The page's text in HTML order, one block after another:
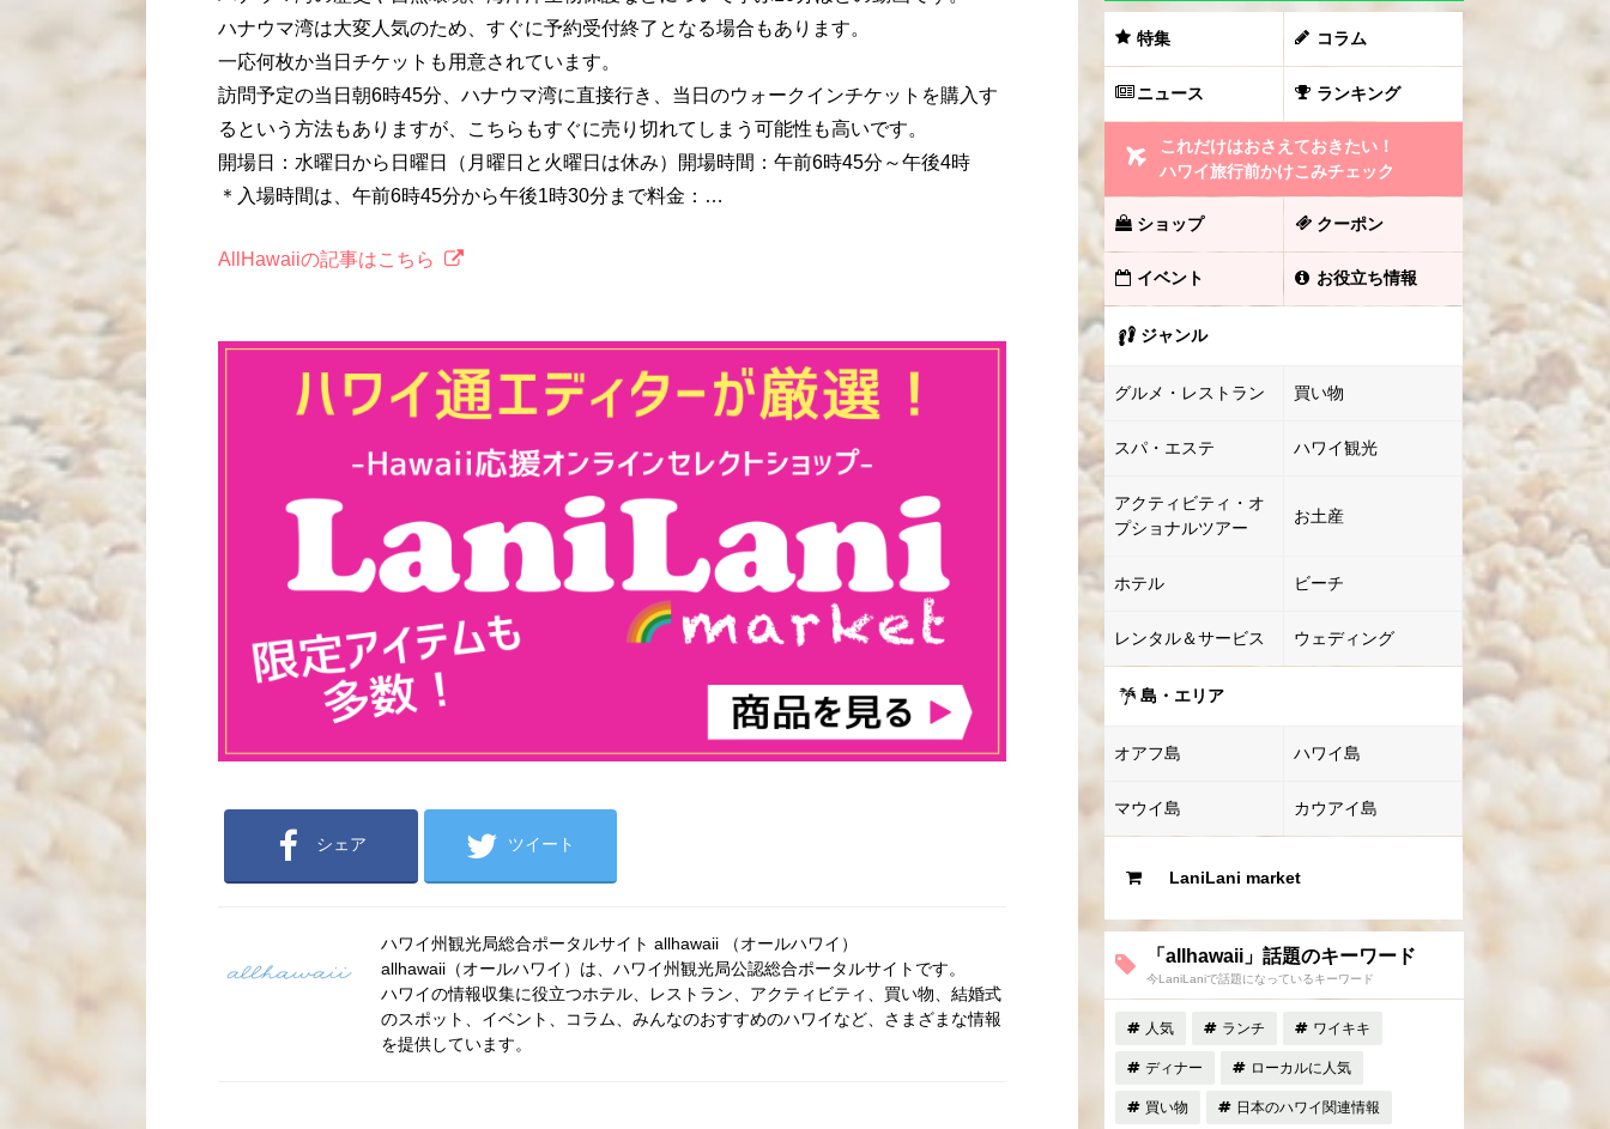
ハナウマ湾は大変人気のため、すぐに予約受付終了となる場合もあります。
一応何枚か当日チケットも用意されています。
訪問予定の当日朝6時45分、ハナウマ湾に直接行き、当日のウォークインチケットを購入す
るという方法もありますが、こちらもすぐに売り切れてしまう可能性も高いです。
開場日：水曜日から日曜日（月曜日と火曜日は休み）開場時間：午前6時45分～午後4時
＊入場時間は、午前6時45分から午後1時30分まで料金：…
AllHawaiiの記事はこちら
シェア ツイート
ハワイ州観光局総合ポータルサイト allhawaii （オールハワイ）
allhawaii（オールハワイ）は、ハワイ州観光局公認総合ポータルサイトです。
ハワイの情報収集に役立つホテル、レストラン、アクティビティ、買い物、結婚式
のスポット、イベント、コラム、みんなのおすすめのハワイなど、さまざまな情報
を提供しています。
特集 コラム
ニュース ランキング
これだけはおさえておきたい！
ハワイ旅行前かけこみチェック
ショップ クーポン
イベント お役立ち情報
ジャンル
グルメ・レストラン 買い物
スパ・エステ ハワイ観光
アクティビティ・オ
プショナルツアー
お土産
ホテル ビーチ
レンタル＆サービス ウェディング
島・エリア
オアフ島 ハワイ島
マウイ島 カウアイ島
LaniLani market
「allhawaii」話題のキーワード
今LaniLaniで話題になっているキーワード
人気 ランチ ワイキキ
ディナー ローカルに人気
買い物 日本のハワイ関連情報